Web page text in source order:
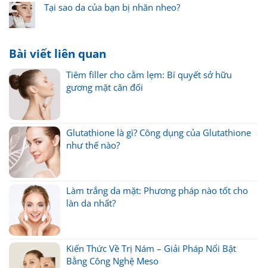
Tại sao da của bạn bị nhăn nheo?
Bài viết liên quan
Tiêm filler cho cằm lẹm: Bí quyết sở hữu
gương mặt cân đối
Glutathione là gì? Công dụng của Glutathione
như thế nào?
Làm trắng da mặt: Phương pháp nào tốt cho
làn da nhất?
Kiến Thức Về Trị Nám – Giải Pháp Nổi Bật
Bằng Công Nghệ Meso